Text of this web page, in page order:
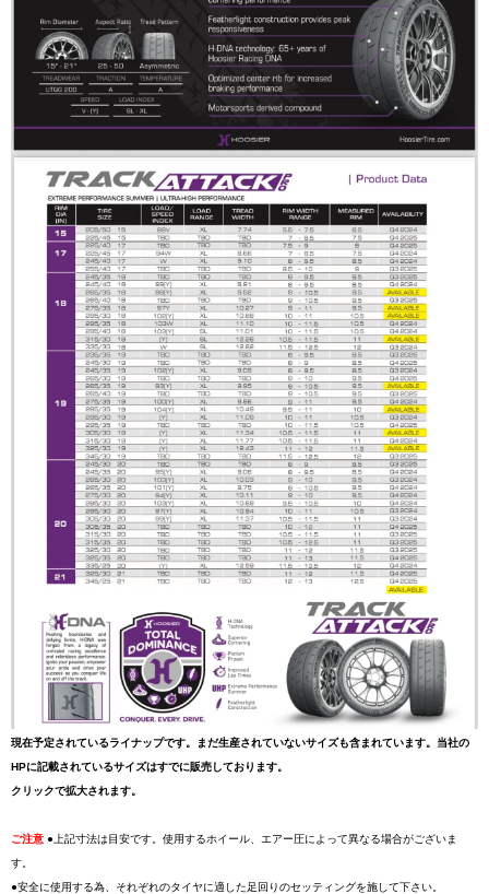
現在予定されているライナップです。まだ生産されていないサイズも含まれています。当社の
HPに記載されているサイズはすでに販売しております。
クリックで拡大されます。
ご注意 ●上記寸法は目安です。使用するホイール、エアー圧によって異なる場合がございま
す。
●安全に使用する為、それぞれのタイヤに適した足回りのセッティングを施して下さい。